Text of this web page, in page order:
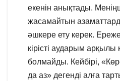
екенін анықтады.
жасамайтын
әшкере ету керек.
кірісті аударым арқылы
болмайды. Кейбірі,
да аз» дегенді алға